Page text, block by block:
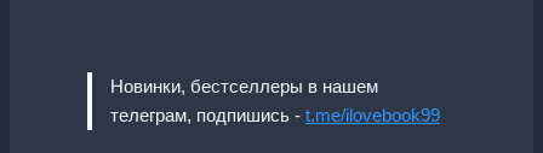
Новинки, бестселлеры в нашем
телеграм, подпишись - t.me/ilovebook99